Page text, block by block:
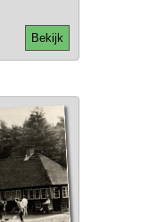
Bekijk